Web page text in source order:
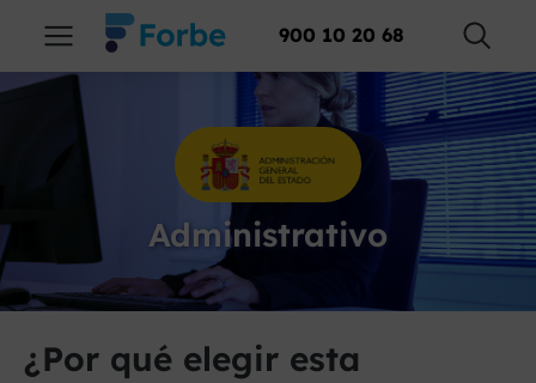
900 10 20 68
Administrativo
¿Por qué elegir esta